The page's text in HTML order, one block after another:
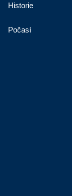
Historie
Počasí